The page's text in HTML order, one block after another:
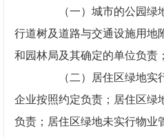
（一）城市的公园绿地
行道树及道路与交通设施用地
和园林局及其确定的单位负责；
（二）居住区绿地实
企业按照约定负责；居住区绿
负责；居住区绿地未实行物业